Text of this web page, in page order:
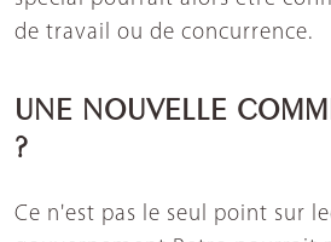
de travail ou de concurrence.
UNE NOUVELLE
?
Ce n'est pas le seul point sur